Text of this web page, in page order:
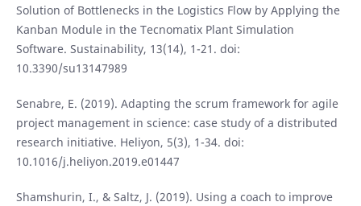
Solution of Bottlenecks in the Logistics Flow by Applying the
Kanban Module in the Tecnomatix Plant Simulation
Software. Sustainability, 13(14), 1-21. doi:
10.3390/su13147989
Senabre, E. (2019). Adapting the scrum framework for agile
project management in science: case study of a distributed
research initiative. Heliyon, 5(3), 1-34. doi:
10.1016/j.heliyon.2019.e01447
Shamshurin, I., & Saltz, J. (2019). Using a coach to improve